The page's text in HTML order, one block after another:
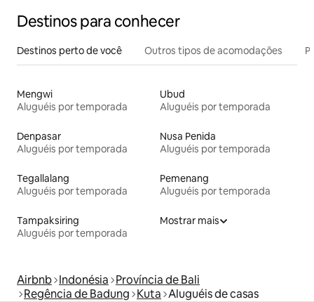
Destinos para conhecer
Destinos perto de você Outros tipos de acomodações
Mengwi
Aluguéis por temporada
Ubud
Aluguéis por temporada
Denpasar
Aluguéis por temporada
Nusa Penida
Aluguéis por temporada
Tegallalang
Aluguéis por temporada
Pemenang
Aluguéis por temporada
Tampaksiring
Aluguéis por temporada
Mostrar mais
Airbnb Indonésia Província de Bali
Regência de Badung Kuta Aluguéis de casas